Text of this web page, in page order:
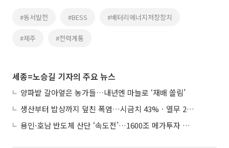
#동서발전 #BESS #배터리에너지저장장치
#제주 #전력계통
세종=노승길 기자의 주요 뉴스
양파밭 갈아엎은 농가들…내년엔 마늘로 ‘재배 쏠림’
생산부터 밥상까지 덮친 폭염…시금치 43%ㆍ열무 28% 급등
용인·호남 반도체 산단 ‘속도전’…1600조 메가투자 이행 총력